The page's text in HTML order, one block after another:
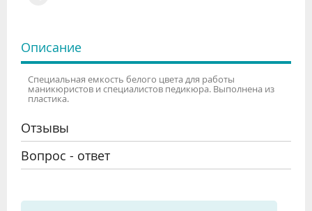
Описание
Специальная емкость белого цвета для работы
маникюристов и специалистов педикюра. Выполнена из
пластика.
Отзывы
Вопрос - ответ